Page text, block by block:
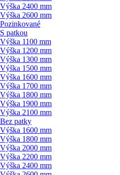
Výška 2400 mm
Výška 2600 mm
Pozinkované
S patkou
Výška 1100 mm
Výška 1200 mm
Výška 1300 mm
Výška 1500 mm
Výška 1600 mm
Výška 1700 mm
Výška 1800 mm
Výška 1900 mm
Výška 2100 mm
Bez patky
Výška 1600 mm
Výška 1800 mm
Výška 2000 mm
Výška 2200 mm
Výška 2400 mm